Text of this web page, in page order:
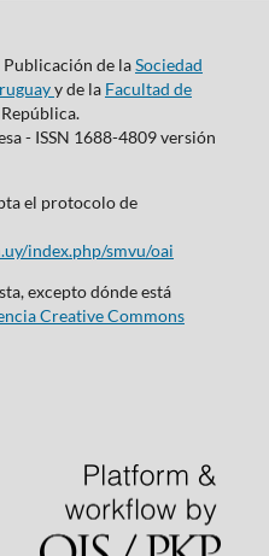
de laSociedad
y de la Facultad de
- ISSN 1688-4809 versión
el protocolo de
index.php/smvu/oai
excepto dónde está
Creative Commons